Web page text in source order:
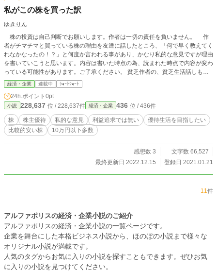
私がこの株を買った訳
ゆきりん
株の投資は自己判断でお願いします。作者は一切の責任を負いません。 作
者がチマチマと買っている株の理由を友達に話したところ、「何で早く教えてく
れなかなったの！？」と何度か言われる事があり、かなり私的な意見ですが理由
を書いていこうと思います。内容は書いた時点の為、読まれた時点で内容が変わ
っている可能性があります。ご了承ください。 貧乏作者の、貧乏生活話しもた
まに入ります。興味の無い方は飛ばして下さい。でも、こんな人いるんだね〜と
笑い飛ばしてくれてもいいかも。
経済・企業 連載中 ｼｮｰﾄｼｮｰﾄ
24h.ポイント 0pt
小説 228,637 位 / 228,637件 経済・企業 436 位 / 436件
株 株主優待 私的な意見 利益追求では無い
優待生活を目指したい
比較的安い株
10万円以下多数
感想数 3
文字数 66,527
最終更新日 2022.12.15
登録日 2021.01.21
11件
アルファポリスの経済・企業小説のご紹介
アルファポリスの経済・企業小説の一覧ページです。
企業を舞台にした本格ビジネス小説から、ほのぼの小説まで様々な
オリジナル小説が満載です。
人気のタグからお気に入りの小説を探すこともできます。ぜひお気
に入りの小説を見つけてください。